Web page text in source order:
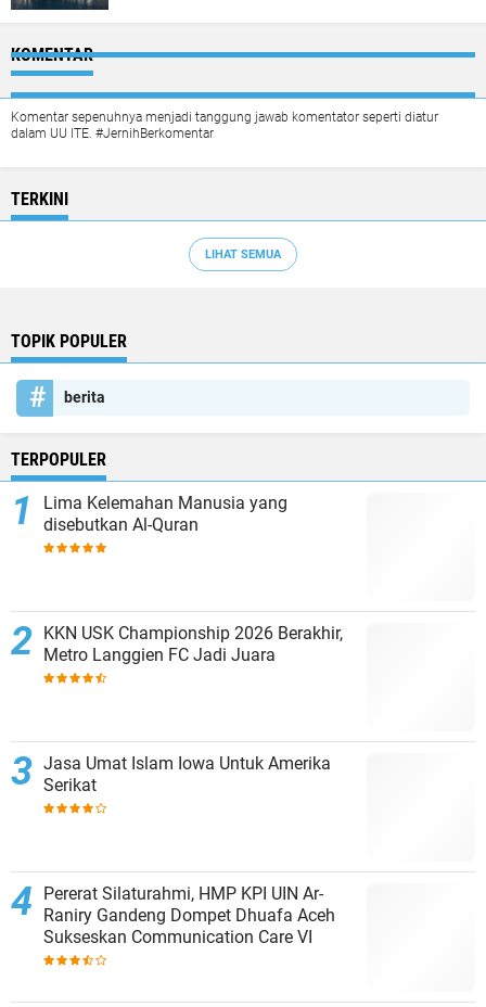
KOMENTAR
Komentar sepenuhnya menjadi tanggung jawab komentator seperti diatur
dalam UU ITE. #JernihBerkomentar
TERKINI
LIHAT SEMUA
TOPIK POPULER
berita
TERPOPULER
Lima Kelemahan Manusia yang
disebutkan Al-Quran
KKN USK Championship 2026 Berakhir,
Metro Langgien FC Jadi Juara
Jasa Umat Islam Iowa Untuk Amerika
Serikat
Pererat Silaturahmi, HMP KPI UIN Ar-
Raniry Gandeng Dompet Dhuafa Aceh
Sukseskan Communication Care VI